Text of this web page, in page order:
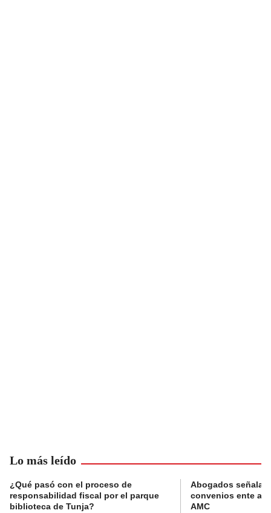
Lo más leído
¿Qué pasó con el proceso de
responsabilidad fiscal por el parque
biblioteca de Tunja?
Abogados
convenios ente
AMC